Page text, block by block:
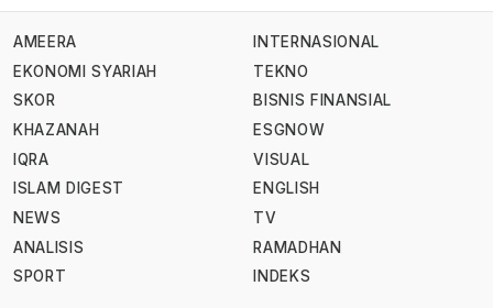
AMEERA
EKONOMI SYARIAH
SKOR
KHAZANAH
IQRA
ISLAM DIGEST
NEWS
ANALISIS
SPORT
INTERNASIONAL
TEKNO
BISNIS FINANSIAL
ESGNOW
VISUAL
ENGLISH
TV
RAMADHAN
INDEKS